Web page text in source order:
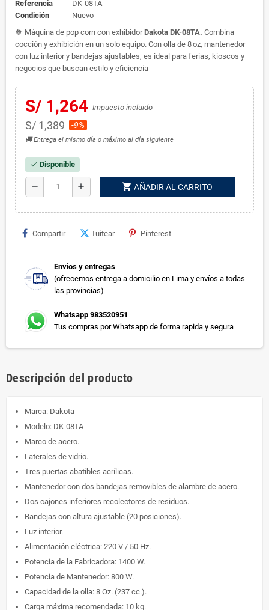
Referencia
DK-08TA
Condición
Nuevo
🍿 Máquina de pop corn con exhibidorDakota DK-08TA. Combina
cocción y exhibición en un solo equipo. Con olla de 8 oz, mantenedor
con luz interior y bandejas ajustables, es ideal para ferias, kioscos y
negocios que buscan estilo y eficiencia
S/ 1,264 Impuesto incluido
S/ 1,389 -9%
🚚 Entrega el mismo día o máximo al día siguiente
check Disponible
remove add shopping_cart AÑADIR AL CARRITO
Compartir Tuitear Pinterest
Envios y entregas
(ofrecemos entrega a domicilio en Lima y envíos a todas
las provincias)
Whatsapp 983520951
Tus compras por Whatsapp de forma rapida y segura
Descripción del producto
Marca: Dakota
Modelo: DK-08TA
Marco de acero.
Laterales de vidrio.
Tres puertas abatibles acrílicas.
Mantenedor con dos bandejas removibles de alambre de acero.
Dos cajones inferiores recolectores de residuos.
Bandejas con altura ajustable (20 posiciones).
Luz interior.
Alimentación eléctrica: 220 V / 50 Hz.
Potencia de la Fabricadora: 1400 W.
Potencia de Mantenedor: 800 W.
Capacidad de la olla: 8 Oz. (237 cc.).
Carga máxima recomendada: 10 kg.